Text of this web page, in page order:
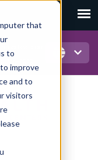
that
to
improve
and to
visitors